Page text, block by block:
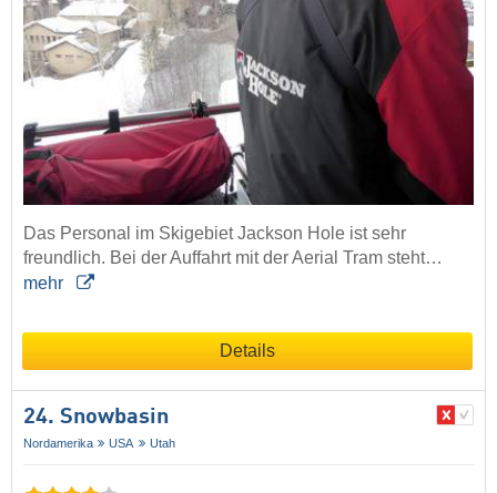
Das Personal im Skigebiet Jackson Hole ist sehr
freundlich. Bei der Auffahrt mit der Aerial Tram steht…
mehr
Details
24. Snowbasin
Nordamerika USA Utah